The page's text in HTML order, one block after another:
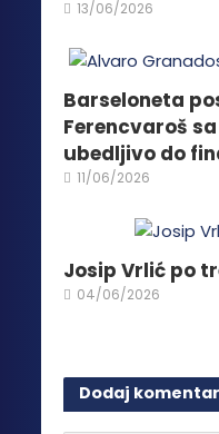
13/06/2026
Barseloneta
Ferencvaroš
ubedljivo do
11/06/2026
Josip Vrlić po
04/06/2026
Dodaj komentar